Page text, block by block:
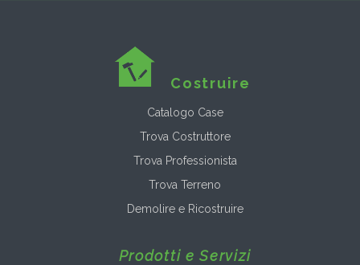
Costruire
Catalogo Case
Trova Costruttore
Trova Professionista
Trova Terreno
Demolire e Ricostruire
Prodotti e Servizi